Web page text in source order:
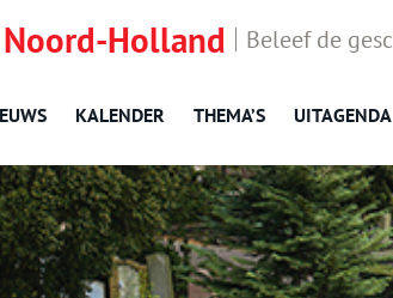
Holland Beleef de
KALENDER THEMA’S UITAGENDA